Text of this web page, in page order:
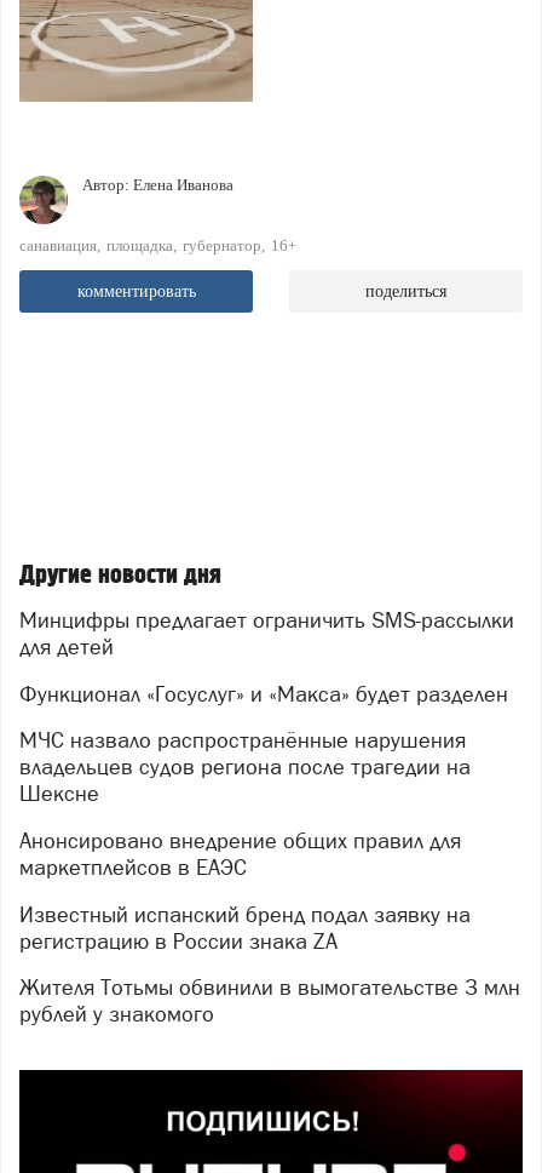
Автор: Елена Иванова
санавиация площадка губернатор 16+
комментировать поделиться
Другие новости дня
Минцифры предлагает ограничить SMS-рассылки
для детей
Функционал «Госуслуг» и «Макса» будет разделен
МЧС назвало распространённые нарушения
владельцев судов региона после трагедии на
Шексне
Анонсировано внедрение общих правил для
маркетплейсов в ЕАЭС
Известный испанский бренд подал заявку на
регистрацию в России знака ZA
Жителя Тотьмы обвинили в вымогательстве 3 млн
рублей у знакомого